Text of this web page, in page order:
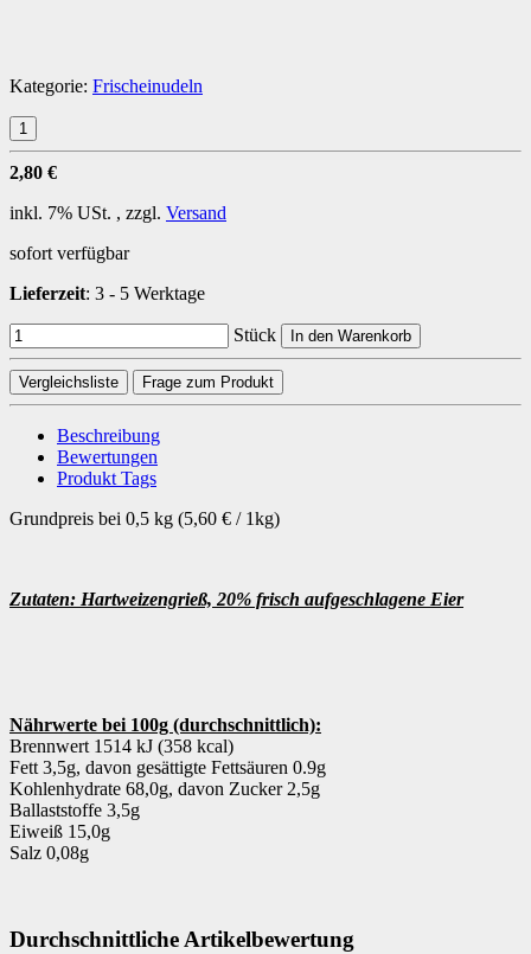
Kategorie: Frischeinudeln
2,80 €
inkl. 7% USt. , zzgl. Versand
sofort verfügbar
Lieferzeit: 3 - 5 Werktage
Stück In den Warenkorb
Vergleichsliste Frage zum Produkt
Beschreibung
Bewertungen
Produkt Tags
Grundpreis bei 0,5 kg (5,60 € / 1kg)
Zutaten: Hartweizengrieß, 20% frisch aufgeschlagene Eier
Nährwerte bei 100g (durchschnittlich):
Brennwert 1514 kJ (358 kcal)
Fett 3,5g, davon gesättigte Fettsäuren 0.9g
Kohlenhydrate 68,0g, davon Zucker 2,5g
Ballaststoffe 3,5g
Eiweiß 15,0g
Salz 0,08g
Durchschnittliche Artikelbewertung